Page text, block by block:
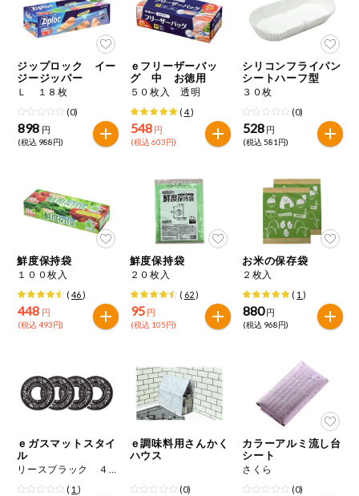
ミールキット
組合員さんの
リクエスト
いいもんみっ
け
ベビー・キッ
ズ関連
サプリメン
食品
応
健康志向食品
年間登録米
ジップロック イー
ジージッパー
Ｌ １８枚
(0)
898 円
(税込 988円)
ｅフリーザーバッ
グ 中 お徳用
５０枚入 透明
( 4)
548 円
(税込 603円)
シリコンフライパン
シートハーフ型
３０枚
(0)
528 円
(税込 581円)
鮮度保持袋
１００枚入
(46)
448 円
(税込 493円)
鮮度保持袋
２０枚入
( 62)
95 円
(税込 105円)
お米の保存袋
２枚入
( 1 )
880円
(税込 968円)
ｅガスマットスタイ
ル
リースブラック ４枚入
( 1 )
ｅ調味料用さんかく
ハウス
(0)
カラーアルミ流し台
シート
さくら
(0)